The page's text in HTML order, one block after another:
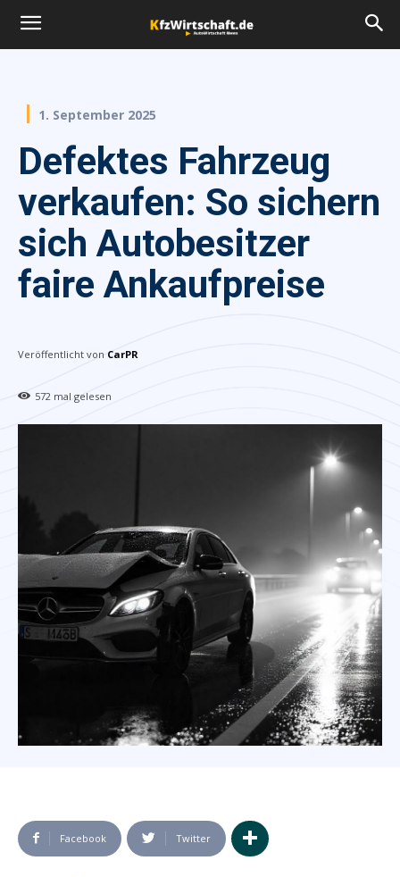
1. September 2025
Defektes Fahrzeug
verkaufen: So sichern
sich Autobesitzer
faire Ankaufpreise
Veröffentlicht von CarPR
572 mal gelesen
Facebook Twitter